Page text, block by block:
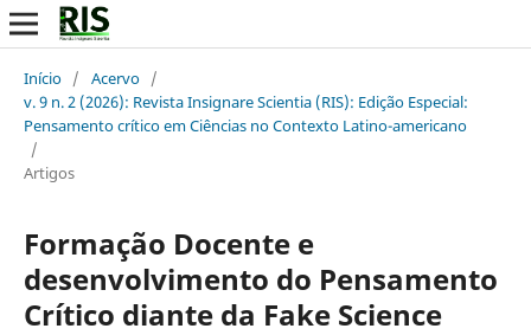
Início / Acervo /
v. 9 n. 2 (2026): Revista Insignare Scientia (RIS): Edição Especial:
Pensamento crítico em Ciências no Contexto Latino-americano
/
Artigos
Formação Docente e
desenvolvimento do Pensamento
Crítico diante da Fake Science